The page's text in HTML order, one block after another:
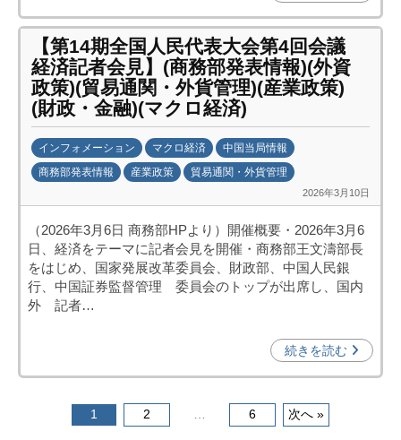
構
j
c
i
p
o
)
【第14期全国人民代表大会第4回会議
経済記者会見】(商務部発表情報)(外資
政策)(貿易通関・外貨管理)(産業政策)
(財政・金融)(マクロ経済)
インフォメーション マクロ経済
中国当局情報
商務部発表情報
産業政策 貿易通関・外貨管理
2026年3月10日
日
中
投
資
（2026年3月6日 商務部HPより）開催概要・2026年3月6
日、経済をテーマに記者会見を開催・商務部王文濤部長
をはじめ、国家発展改革委員会、財政部、中国人民銀
行、中国証券監督管理 委員会のトップが出席し、国内
外 記者…
続きを読む
1 2 … 6 次へ »